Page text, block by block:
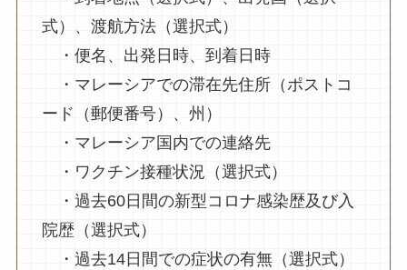
式）、渡航方法（選択式）
・便名、出発日時、到着日時
・マレーシアでの滞在先住所（ポストコ
ード（郵便番号）、州）
・マレーシア国内での連絡先
・ワクチン接種状況（選択式）
・過去60日間の新型コロナ感染歴及び入
院歴（選択式）
・過去14日間での症状の有無（選択式）